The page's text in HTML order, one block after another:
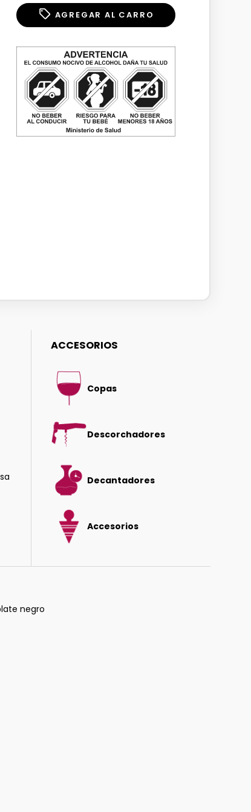
AGREGAR AL CARRO
ACCESORIOS
Copas
Descorchadores
Decantadores
Accesorios
negro